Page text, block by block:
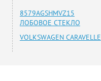
8579AGSHMVZ15
ЛОБОВОЕ СТЕКЛО
VOLKSWAGEN CARAVELLE